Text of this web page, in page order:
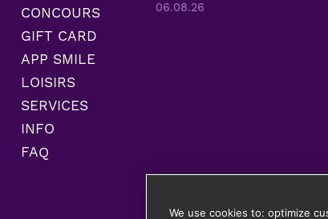
CONCOURS
GIFT CARD
APP SMILE
LOISIRS
SERVICES
INFO
FAQ
06.08.26
We use cookies to: optimize